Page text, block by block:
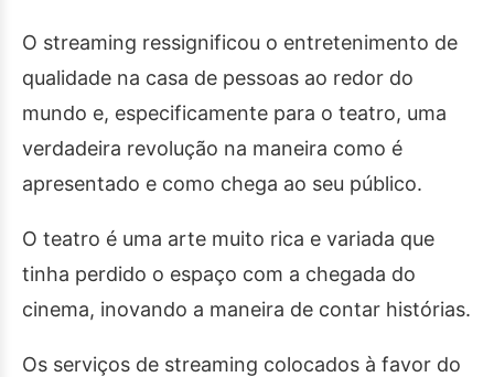
O streaming ressignificou o entretenimento de
qualidade na casa de pessoas ao redor do
mundo e, especificamente para o teatro, uma
verdadeira revolução na maneira como é
apresentado e como chega ao seu público.
O teatro é uma arte muito rica e variada que
tinha perdido o espaço com a chegada do
cinema, inovando a maneira de contar histórias.
Os serviços de streaming colocados à favor do